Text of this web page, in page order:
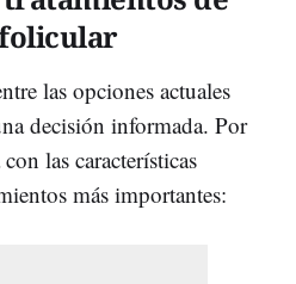
las opciones actuales
decisión informada. Por
las características
más importantes: